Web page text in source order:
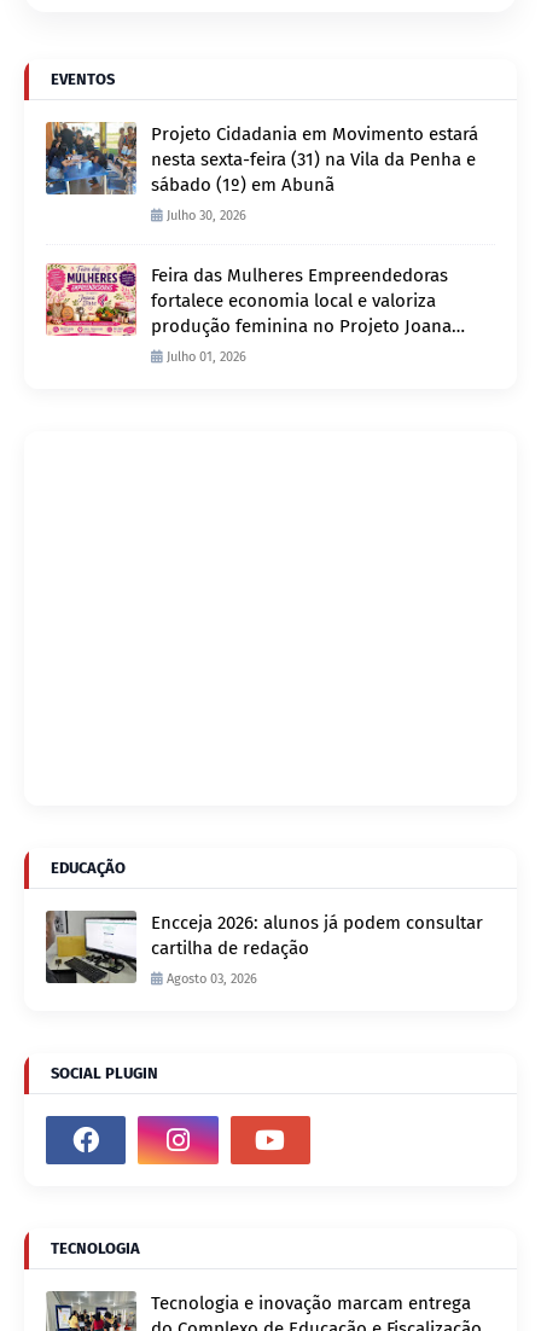
EVENTOS
Projeto Cidadania em Movimento estará
nesta sexta-feira (31) na Vila da Penha e
sábado (1º) em Abunã
Julho 30, 2026
Feira das Mulheres Empreendedoras
fortalece economia local e valoriza
produção feminina no Projeto Joana
D’Arc
Julho 01, 2026
EDUCAÇÃO
Encceja 2026: alunos já podem consultar
cartilha de redação
Agosto 03, 2026
SOCIAL PLUGIN
TECNOLOGIA
Tecnologia e inovação marcam entrega